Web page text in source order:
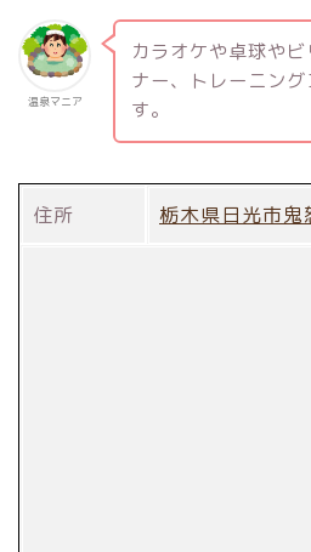
温泉マニア
カラオケや卓球や
ナー、トレーニン
す。
住所 栃木県日光市